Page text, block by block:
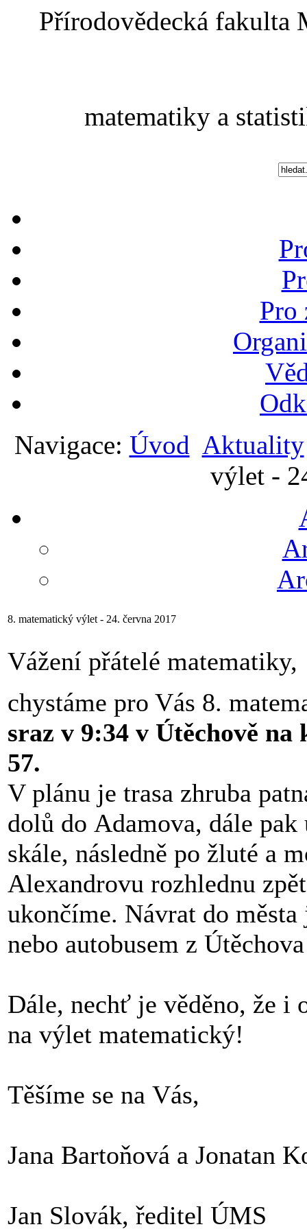
Přírodovědecká fakulta
matematiky a
Pro
Navigace: Úvod Aktuality
výlet -
8. matematický výlet - 24. června 2017
Vážení přátelé matematiky,
chystáme pro Vás 8.
sraz v 9:34 v Útěchově na
57.
V plánu je trasa zhruba
dolů do Adamova, dále
skále, následně po žluté a
Alexandrovu rozhlednu
ukončíme. Návrat do
nebo autobusem z
Dále, nechť je věděno, že i
na výlet matematický!
Těšíme se na Vás,
Jana Bartoňová a Jonatan
Jan Slovák, ředitel ÚMS